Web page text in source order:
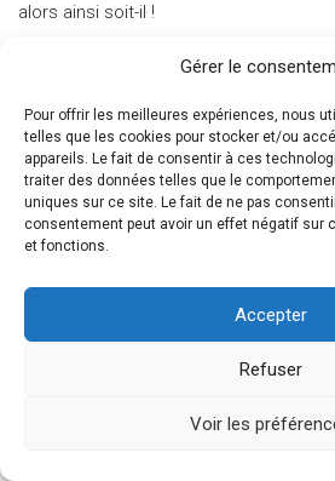
Gérer le
Pour offrir les meilleures expériences, nous
telles que les cookies pour stocker et/ou
appareils. Le fait de consentir à ces
traiter des données telles que le
uniques sur ce site. Le fait de ne pas
consentement peut avoir un effet négatif sur
et fonctions.
Accepter
Refuser
Voir les
alors ainsi soit-il !
P.-S.
Il faudrait être singulièrement
l’énormité des malentendus, plus ou
contresens, des désorientations,
cœur que ce texte ne manquera pas de
délivrées et tous ses éventuels
intentions. Je n’aurais pas un instant
d’un vote possible, si celui-ci ne
adéquat – mais comme pur
j’aurais pu développer à l’identique
présentent pas si fréquemment – la